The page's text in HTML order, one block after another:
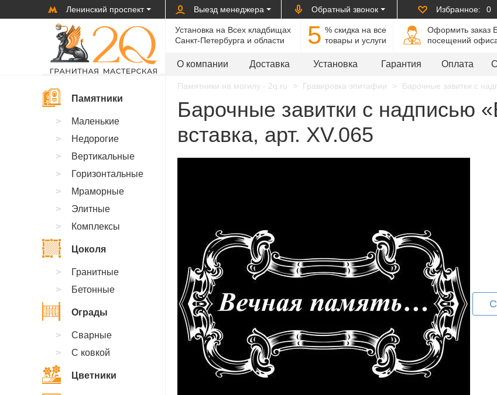
Ленинский проспект Выезд менеджера Обратный звонок Избранное: 0
Установка на Всех кладбищах
Санкт-Петербурга и области
5 % cкидка на все
товары и услуги
Оформить заказ
посещений
О компании Доставка Установка Гарантия Оплата
Памятники на могилу - 2q.ru Гравировка эпитафии Барочные завитки с
Барочные завитки с надписью
вставка, арт. XV.065
Памятники
Маленькие
Недорогие
Вертикальные
Горизонтальные
Мраморные
Элитные
Комплексы
Цоколя
Гранитные
Бетонные
Ограды
Сварные
С ковкой
Цветники